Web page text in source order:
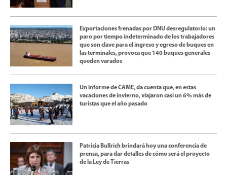
Exportaciones frenadas por DNU desregulatorio: un
paro por tiempo indeterminado de los trabajadores
que son clave para el ingreso y egreso de buques en
las terminales, provoca que 140 buques generales
queden varados
Un informe de CAME, da cuenta que, en estas
vacaciones de invierno, viajaron casi un 6% más de
turistas que el año pasado
Patricia Bullrich brindará hoy una conferencia de
prensa, para dar detalles de cómo será el proyecto
de la Ley de Tierras